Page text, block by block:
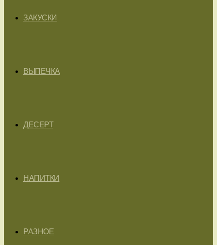
ЗАКУСКИ
ВЫПЕЧКА
ДЕСЕРТ
НАПИТКИ
РАЗНОЕ